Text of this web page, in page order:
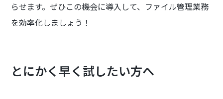
らせます。ぜひこの機会に導入して、ファイル管理業務
を効率化しましょう！
とにかく早く試したい方へ